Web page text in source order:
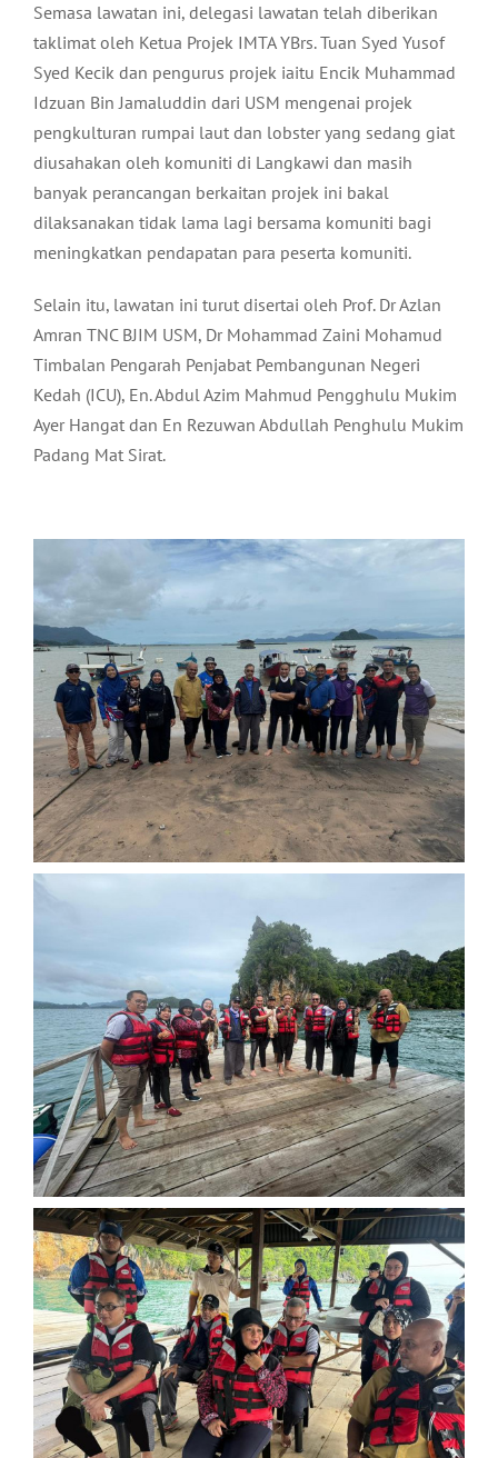
Semasa lawatan ini, delegasi lawatan telah diberikan
taklimat oleh Ketua Projek IMTA YBrs. Tuan Syed Yusof
Syed Kecik dan pengurus projek iaitu Encik Muhammad
Idzuan Bin Jamaluddin dari USM mengenai projek
pengkulturan rumpai laut dan lobster yang sedang giat
diusahakan oleh komuniti di Langkawi dan masih
banyak perancangan berkaitan projek ini bakal
dilaksanakan tidak lama lagi bersama komuniti bagi
meningkatkan pendapatan para peserta komuniti.
Selain itu, lawatan ini turut disertai oleh Prof. Dr Azlan
Amran TNC BJIM USM, Dr Mohammad Zaini Mohamud
Timbalan Pengarah Penjabat Pembangunan Negeri
Kedah (ICU), En. Abdul Azim Mahmud Pengghulu Mukim
Ayer Hangat dan En Rezuwan Abdullah Penghulu Mukim
Padang Mat Sirat.